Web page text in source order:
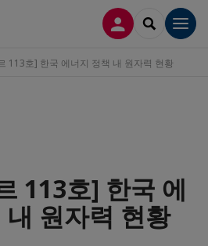
접속 SEARCH
113호] 한국 에너지 정책 내 원자력 현황
113호] 한국 에
내 원자력 현황